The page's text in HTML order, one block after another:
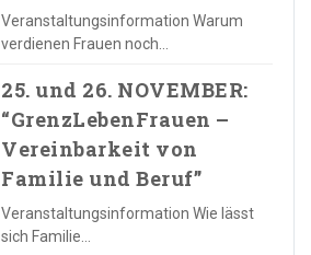
Veranstaltungsinformation Warum
verdienen Frauen noch…
25. und 26. NOVEMBER:
“GrenzLebenFrauen –
Vereinbarkeit von
Familie und Beruf”
Veranstaltungsinformation Wie lässt
sich Familie…